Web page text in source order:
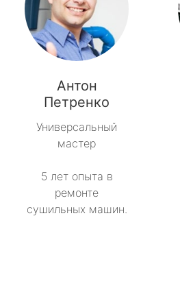
Антон
Петренко
Универсальный
мастер
5 лет опыта в
ремонте
сушильных машин.